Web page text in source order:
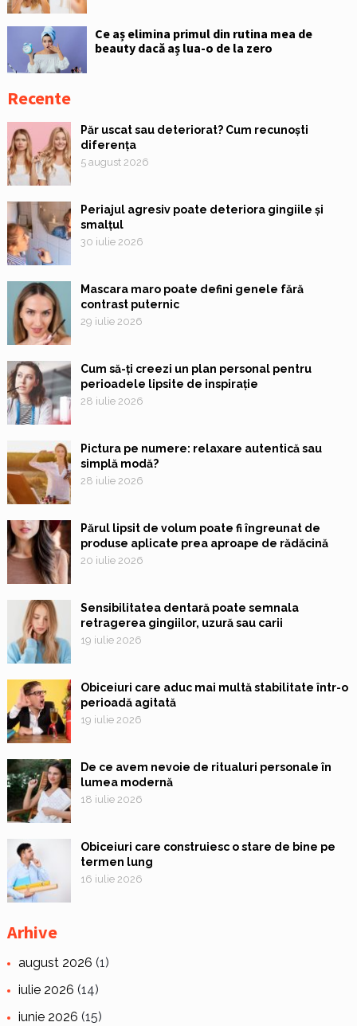
Ce aș elimina primul din rutina mea de
beauty dacă aș lua-o de la zero
Recente
Păr uscat sau deteriorat? Cum recunoști
diferența
5 august 2026
Periajul agresiv poate deteriora gingiile și
smalțul
30 iulie 2026
Mascara maro poate defini genele fără
contrast puternic
29 iulie 2026
Cum să-ți creezi un plan personal pentru
perioadele lipsite de inspirație
28 iulie 2026
Pictura pe numere: relaxare autentică sau
simplă modă?
28 iulie 2026
Părul lipsit de volum poate fi îngreunat de
produse aplicate prea aproape de rădăcină
20 iulie 2026
Sensibilitatea dentară poate semnala
retragerea gingiilor, uzură sau carii
19 iulie 2026
Obiceiuri care aduc mai multă stabilitate într-o
perioadă agitată
19 iulie 2026
De ce avem nevoie de ritualuri personale în
lumea modernă
18 iulie 2026
Obiceiuri care construiesc o stare de bine pe
termen lung
16 iulie 2026
Arhive
august 2026 (1)
iulie 2026 (14)
iunie 2026 (15)